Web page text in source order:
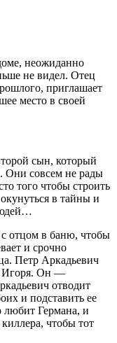
неожиданно
не видел. Отец
приглашает
место в своей
сын, который
Они совсем не рады
того чтобы строить
в тайны и
с отцом в баню, чтобы
и срочно
Петр Аркадьевич
Игоря. Он —
отводит
и подставить ее
любит Германа, и
киллера, чтобы тот